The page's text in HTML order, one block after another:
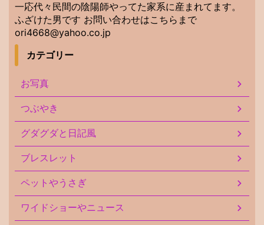
一応代々民間の陰陽師やってた家系に産まれてます。
ふざけた男です お問い合わせはこちらまで
ori4668@yahoo.co.jp
カテゴリー
お写真
つぶやき
グダグダと日記風
ブレスレット
ペットやうさぎ
ワイドショーやニュース